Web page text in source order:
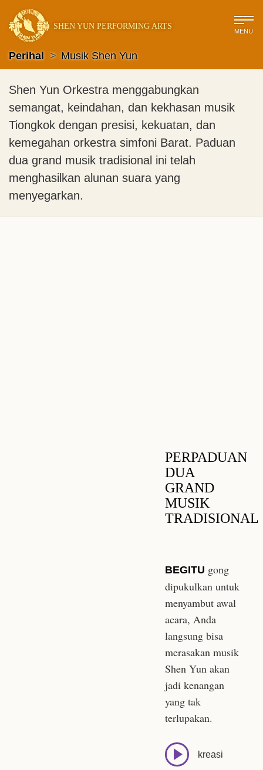
SHEN YUN PERFORMING ARTS MENU
Perihal > Musik Shen Yun
Shen Yun Orkestra menggabungkan
semangat, keindahan, dan kekhasan musik
Tiongkok dengan presisi, kekuatan, dan
kemegahan orkestra simfoni Barat. Paduan
dua grand musik tradisional ini telah
menghasilkan alunan suara yang
menyegarkan.
PERPADUAN
DUA
GRAND
MUSIK
TRADISIONAL
BEGITU gong
dipukulkan untuk
menyambut awal
acara, Anda
langsung bisa
merasakan musik
Shen Yun akan
jadi kenangan
yang tak
terlupakan.
kreasi